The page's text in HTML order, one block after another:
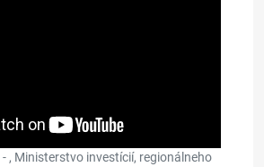
, Ministerstvo investícií, regionálneho